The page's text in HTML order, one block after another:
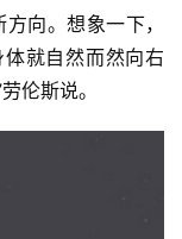
向。想象一下，
就自然而然向右
伦斯说。